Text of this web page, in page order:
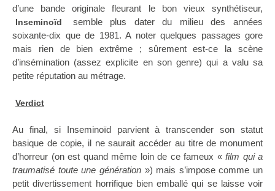
d’une bande originale fleurant le bon vieux synthétiseur,
Inseminoïd
semble plus dater du milieu des années
soixante-dix que de 1981. A noter quelques passages gore
mais rien de bien extrême ; sûrement est-ce la scène
d’insémination (assez explicite en son genre) qui a valu sa
petite réputation au métrage.
Verdict
Au final, si Inseminoïd parvient à transcender son statut
basique de copie, il ne saurait accéder au titre de monument
d’horreur (on est quand même loin de ce fameux « film qui a
traumatisé toute une génération») mais s’impose comme un
petit divertissement horrifique bien emballé qui se laisse voir